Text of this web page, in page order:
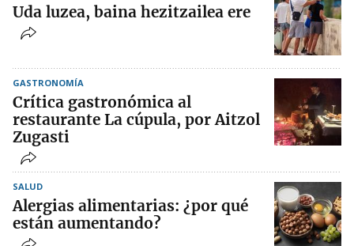
Uda luzea, baina hezitzailea ere
GASTRONOMÍA
Crítica gastronómica al
restaurante La cúpula, por Aitzol
Zugasti
SALUD
Alergias alimentarias: ¿por qué
están aumentando?